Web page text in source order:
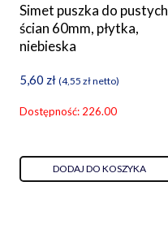
Simet puszka do pustych
ścian 60mm, płytka,
niebieska
5,60 zł (4,55 złnetto)
Dostępność: 226.00
DODAJ DO KOSZYKA